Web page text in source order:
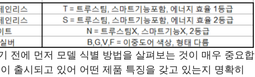
전에 먼저 모델 식별 방법을 살펴보는 것이 매우 중요합
출시되고 있어 어떤 제품 특징을 갖고 있는지 명확히